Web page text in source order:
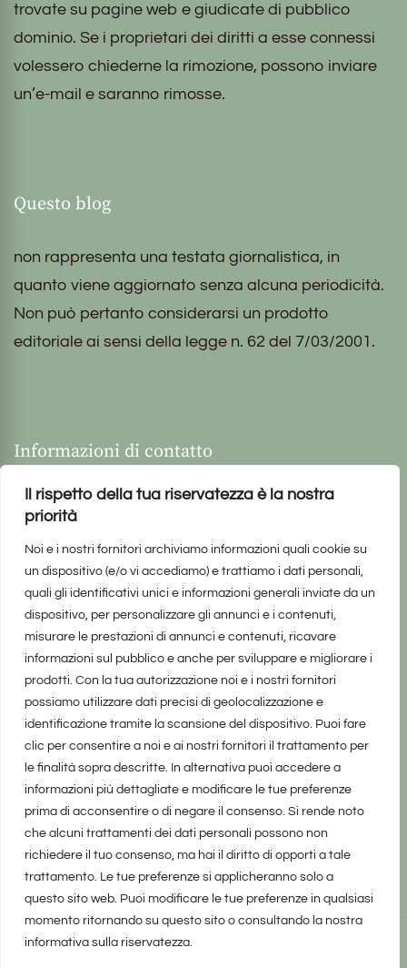
Il rispetto della tua riservatezza è la nostra
priorità
Noi e i nostri fornitori archiviamo informazioni quali cookie su
un dispositivo (e/o vi accediamo) e trattiamo i dati personali,
quali gli identificativi unici e informazioni generali inviate da un
dispositivo, per personalizzare gli annunci e i contenuti,
misurare le prestazioni di annunci e contenuti, ricavare
informazioni sul pubblico e anche per sviluppare e migliorare i
prodotti. Con la tua autorizzazione noi e i nostri fornitori
possiamo utilizzare dati precisi di geolocalizzazione e
identificazione tramite la scansione del dispositivo. Puoi fare
clic per consentire a noi e ai nostri fornitori il trattamento per
le finalità sopra descritte. In alternativa puoi accedere a
informazioni più dettagliate e modificare le tue preferenze
prima di acconsentire o di negare il consenso. Si rende noto
che alcuni trattamenti dei dati personali possono non
richiedere il tuo consenso, ma hai il diritto di opporti a tale
trattamento. Le tue preferenze si applicheranno solo a
questo sito web. Puoi modificare le tue preferenze in qualsiasi
momento ritornando su questo sito o consultando la nostra
informativa sulla riservatezza.
trovate su pagine web e giudicate di pubblico
dominio. Se i proprietari dei diritti a esse connessi
volessero chiederne la rimozione, possono inviare
un’e-mail e saranno rimosse.
Questo blog
non rappresenta una testata giornalistica, in
quanto viene aggiornato senza alcuna periodicità.
Non può pertanto considerarsi un prodotto
editoriale ai sensi della legge n. 62 del 7/03/2001.
Informazioni di contatto
realizzato da Marina Galatioto©2025 tutti i diritti riservati -